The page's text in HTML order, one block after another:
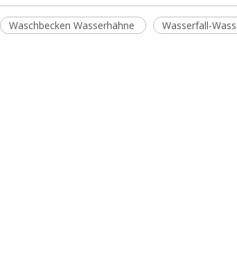
Waschbecken Wasserhähne Wasserfall-